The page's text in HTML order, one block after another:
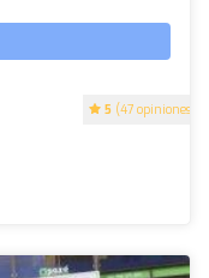
5 (47 opiniones)